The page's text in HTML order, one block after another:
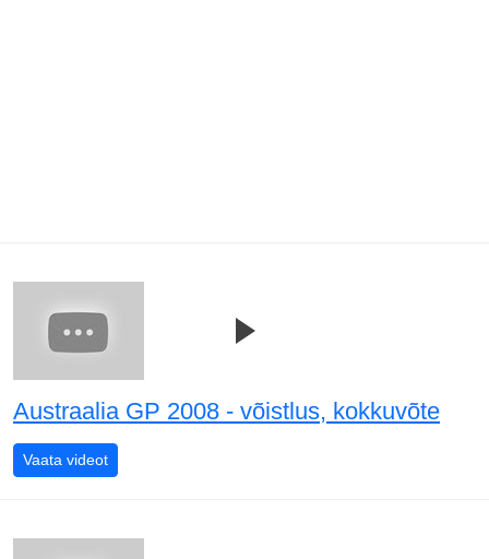
Austraalia GP 2008 - võistlus, kokkuvõte
Vaata videotAustraalia GP 2008 - võistlus, kokkuvõte